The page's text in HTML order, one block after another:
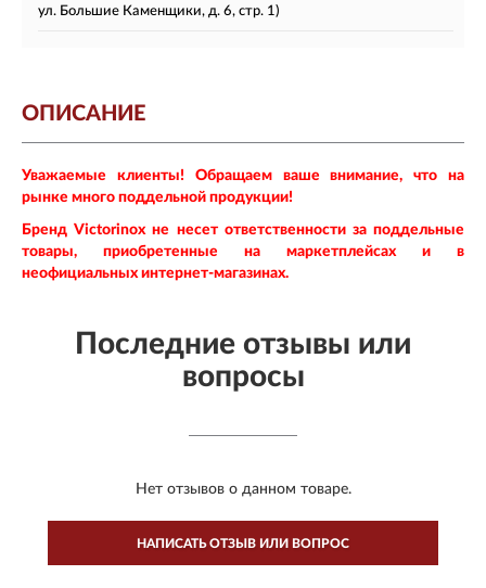
ул. Большие Каменщики, д. 6, стр. 1)
ОПИСАНИЕ
Уважаемые клиенты! Обращаем ваше внимание, что на
рынке много поддельной продукции!
Бренд Victorinox не несет ответственности за поддельные
товары, приобретенные на маркетплейсах и в
неофициальных интернет-магазинах.
Последние отзывы или
вопросы
Нет отзывов о данном товаре.
НАПИСАТЬ ОТЗЫВ ИЛИ ВОПРОС